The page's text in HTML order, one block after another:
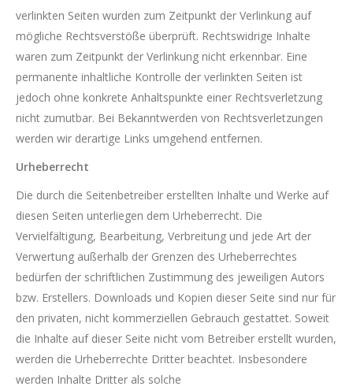
verlinkten Seiten wurden zum Zeitpunkt der Verlinkung auf
mögliche Rechtsverstöße überprüft. Rechtswidrige Inhalte
waren zum Zeitpunkt der Verlinkung nicht erkennbar. Eine
permanente inhaltliche Kontrolle der verlinkten Seiten ist
jedoch ohne konkrete Anhaltspunkte einer Rechtsverletzung
nicht zumutbar. Bei Bekanntwerden von Rechtsverletzungen
werden wir derartige Links umgehend entfernen.
Urheberrecht
Die durch die Seitenbetreiber erstellten Inhalte und Werke auf
diesen Seiten unterliegen dem Urheberrecht. Die
Vervielfältigung, Bearbeitung, Verbreitung und jede Art der
Verwertung außerhalb der Grenzen des Urheberrechtes
bedürfen der schriftlichen Zustimmung des jeweiligen Autors
bzw. Erstellers. Downloads und Kopien dieser Seite sind nur für
den privaten, nicht kommerziellen Gebrauch gestattet. Soweit
die Inhalte auf dieser Seite nicht vom Betreiber erstellt wurden,
werden die Urheberrechte Dritter beachtet. Insbesondere
werden Inhalte Dritter als solche